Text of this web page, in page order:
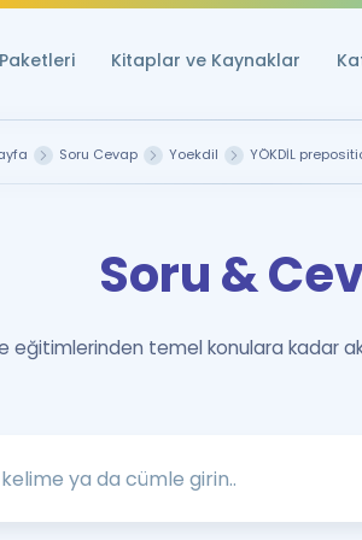
Kitaplar ve Kaynaklar
Soru Cevap Yoekdil YÖKDİL
Soru &
eğitimlerinden temel konulara kadar